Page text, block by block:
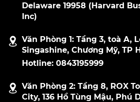
Delaware 19958 (Harvard
Inc)
Văn Phòng 1: Tầng 3, toà A,
Singashine, Chương Mỹ, TP
Hotline: 0843195999
Văn Phòng 2: Tầng 8, ROX
City, 136 Hồ Tùng Mậu, Phú